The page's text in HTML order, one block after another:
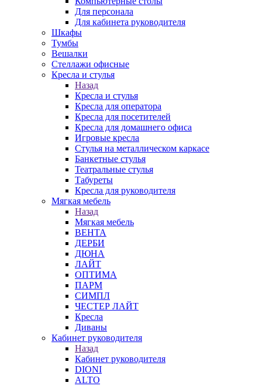
Для персонала
Для кабинета руководителя
Шкафы
Тумбы
Вешалки
Стеллажи офисные
Кресла и стулья
Назад
Кресла и стулья
Кресла для оператора
Кресла для посетителей
Кресла для домашнего офиса
Игровые кресла
Стулья на металлическом каркасе
Банкетные стулья
Театральные стулья
Табуреты
Кресла для руководителя
Мягкая мебель
Назад
Мягкая мебель
ВЕНТА
ДЕРБИ
ДЮНА
ЛАЙТ
ОПТИМА
ПАРМ
СИМПЛ
ЧЕСТЕР ЛАЙТ
Кресла
Диваны
Кабинет руководителя
Назад
Кабинет руководителя
DIONI
ALTO